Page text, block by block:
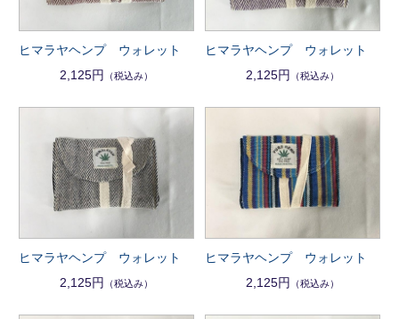
ヒマラヤヘンプ ウォレット
2,125円
（税込み）
ヒマラヤヘンプ ウォレット
2,125円
（税込み）
ヒマラヤヘンプ ウォレット
2,125円
（税込み）
ヒマラヤヘンプ ウォレット
2,125円
（税込み）